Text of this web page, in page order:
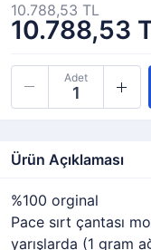
10.788,53
10.788,53 TL
Adet
Ürün Açıklaması
%100 orginal
Pace sırt çantası
yarışlarda (1 gram